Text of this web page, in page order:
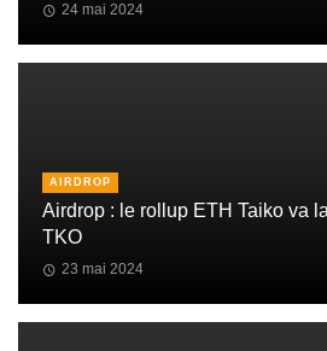
24 mai 2024
AIRDROP
Airdrop : le rollup ETH Taiko va
TKO
23 mai 2024